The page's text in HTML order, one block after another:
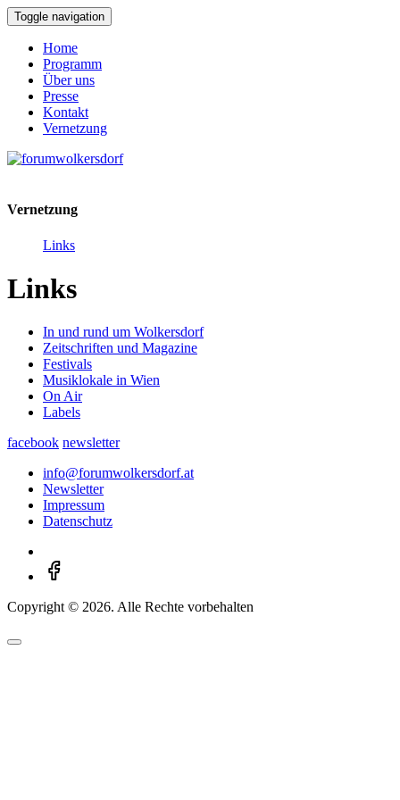
Toggle navigation
Home
Programm
Über uns
Presse
Kontakt
Vernetzung
Vernetzung
Links
Links
In und rund um Wolkersdorf
Zeitschriften und Magazine
Festivals
Musiklokale in Wien
On Air
Labels
facebook newsletter
info@forumwolkersdorf.at
Newsletter
Impressum
Datenschutz
Copyright © 2026. Alle Rechte vorbehalten